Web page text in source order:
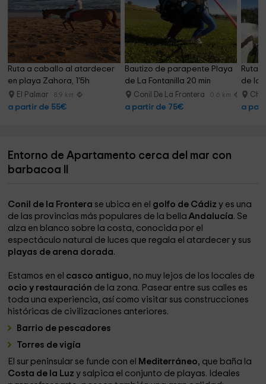
Ruta a caballo al atardecer
en playa Zahora, 1'5h
El Palmar 8.9 km
a partir de 55€
Bautizo de parapente Playa
de La Fontanilla 20 min
Conil De La Frontera 0.6 km
a partir de 75€
Ruta
de la
a
Entorno de Apartamento cerca del mar con
barbacoa II
Conil de la Frontera se ubica en el golfo de Cádiz y es una
de las provincias más populares de la bellaAndalucía. Se
alza en blanco sobre la costa, conocida por el
espectáculo natural de luces que regala el atardecer y sus
playas de arena dorada.
Estamos en el casco antiguo, no muy lejos de los locales de
ocio y restauración de la zona. Pasear entre sus calles es
toda una experiencia, así como visitar sus construcciones
históricas de civilizaciones anteriores.
Barrio de pescadores
Torres de vigía
El sur peninsular se funde con el
Mediterráneo, que baña la
Costa de la Luz y salpica el conjunto de playas. Ideales